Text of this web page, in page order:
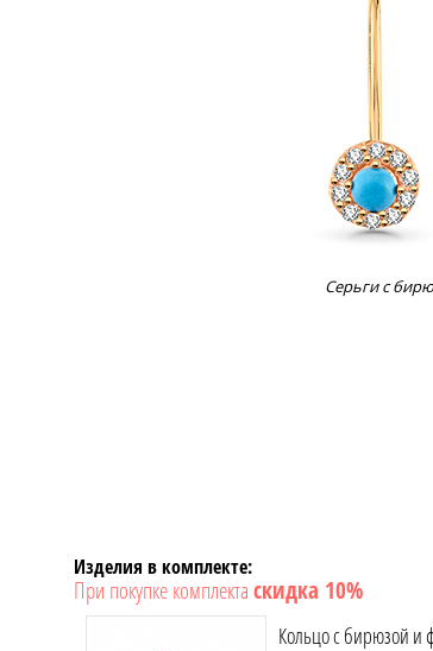
Серьги с
Изделия в комплекте:
При покупке комплекта скидка 10%
Кольцо с бирюзой и